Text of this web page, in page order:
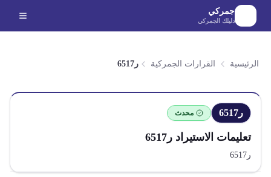
الانتقال إلى المحتوى الرئيسي
جمركي
دليلك الجمركي
الرئيسية القرارات الجمركية ر6517
ر6517 محدث
تعليمات الاستيراد ر6517
ر6517